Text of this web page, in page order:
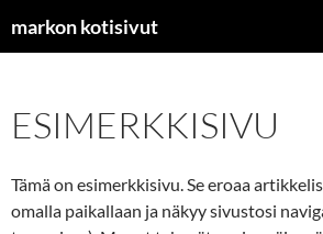
sisältöön
markon kotisivut
ESIMERKKISIVU
Tämä on esimerkkisivu. Se eroaa
omalla paikallaan ja näkyy sivustosi